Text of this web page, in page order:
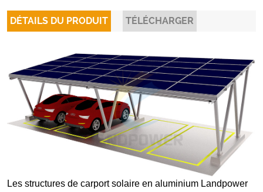
DÉTAILS DU PRODUIT TÉLÉCHARGER
Les structures de carport solaire en aluminium Landpower